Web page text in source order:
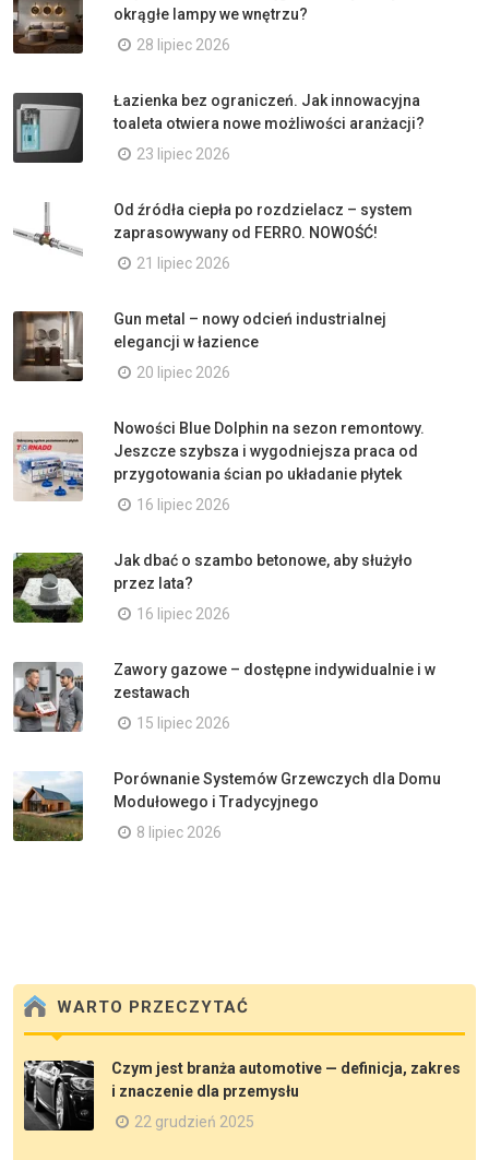
okrągłe lampy we wnętrzu?
28 lipiec 2026
Łazienka bez ograniczeń. Jak innowacyjna
toaleta otwiera nowe możliwości aranżacji?
23 lipiec 2026
Od źródła ciepła po rozdzielacz – system
zaprasowywany od FERRO. NOWOŚĆ!
21 lipiec 2026
Gun metal – nowy odcień industrialnej
elegancji w łazience
20 lipiec 2026
Nowości Blue Dolphin na sezon remontowy.
Jeszcze szybsza i wygodniejsza praca od
przygotowania ścian po układanie płytek
16 lipiec 2026
Jak dbać o szambo betonowe, aby służyło
przez lata?
16 lipiec 2026
Zawory gazowe – dostępne indywidualnie i w
zestawach
15 lipiec 2026
Porównanie Systemów Grzewczych dla Domu
Modułowego i Tradycyjnego
8 lipiec 2026
WARTO PRZECZYTAĆ
Czym jest branża automotive — definicja, zakres
i znaczenie dla przemysłu
22 grudzień 2025